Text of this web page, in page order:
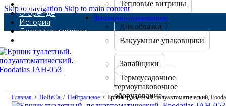
Skip to navigation Skip to main content
Каталог
О бренде
История
Доставка и оплата
Тепловые витрины
Фасовочно-упаковочное
Для обвязки
Вакуумные упаковщики
Запайщики
Термоусадочное
термоупаковочное
оборудование
Главная / HoReCa / Нейтральное / Ершик туалетный, полуавтоматический,